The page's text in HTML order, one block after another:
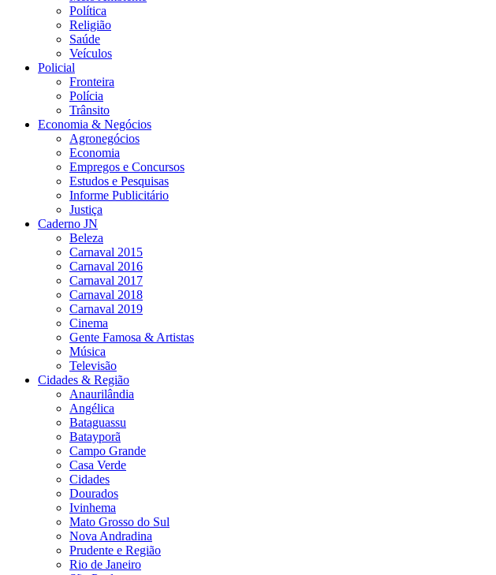
Política
Religião
Saúde
Veículos
Policial
Fronteira
Polícia
Trânsito
Economia & Negócios
Agronegócios
Economia
Empregos e Concursos
Estudos e Pesquisas
Informe Publicitário
Justiça
Caderno JN
Beleza
Carnaval 2015
Carnaval 2016
Carnaval 2017
Carnaval 2018
Carnaval 2019
Cinema
Gente Famosa & Artistas
Música
Televisão
Cidades & Região
Anaurilândia
Angélica
Bataguassu
Batayporã
Campo Grande
Casa Verde
Cidades
Dourados
Ivinhema
Mato Grosso do Sul
Nova Andradina
Prudente e Região
Rio de Janeiro